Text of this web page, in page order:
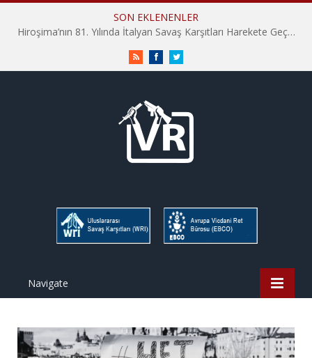
SON EKLENENLER
Hiroşima’nın 81. Yılında İtalyan Savaş Karşıtları Harekete Geçti: “Hatırlamak yeterli değil”
RSS FacebookTwitter
Navigate